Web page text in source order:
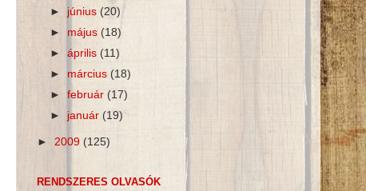
► június(20)
► május(18)
►április(11)
► március (18)
►február (17)
► január (19)
► 2009 (125)
RENDSZERES OLVASÓK